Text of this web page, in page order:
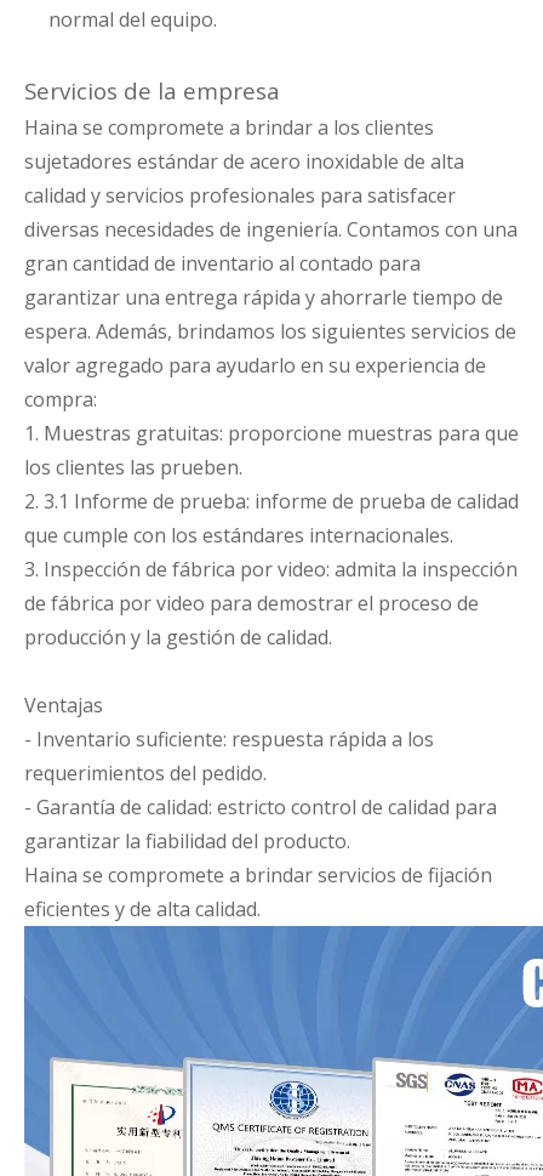
normal del equipo.
Servicios de la empresa
Haina se compromete a brindar a los clientes
sujetadores estándar de acero inoxidable de alta
calidad y servicios profesionales para satisfacer
diversas necesidades de ingeniería. Contamos con una
gran cantidad de inventario al contado para
garantizar una entrega rápida y ahorrarle tiempo de
espera. Además, brindamos los siguientes servicios de
valor agregado para ayudarlo en su experiencia de
compra:
1. Muestras gratuitas: proporcione muestras para que
los clientes las prueben.
2. 3.1 Informe de prueba: informe de prueba de calidad
que cumple con los estándares internacionales.
3. Inspección de fábrica por video: admita la inspección
de fábrica por video para demostrar el proceso de
producción y la gestión de calidad.
Ventajas
- Inventario suficiente: respuesta rápida a los
requerimientos del pedido.
- Garantía de calidad: estricto control de calidad para
garantizar la fiabilidad del producto.
Haina se compromete a brindar servicios de fijación
eficientes y de alta calidad.